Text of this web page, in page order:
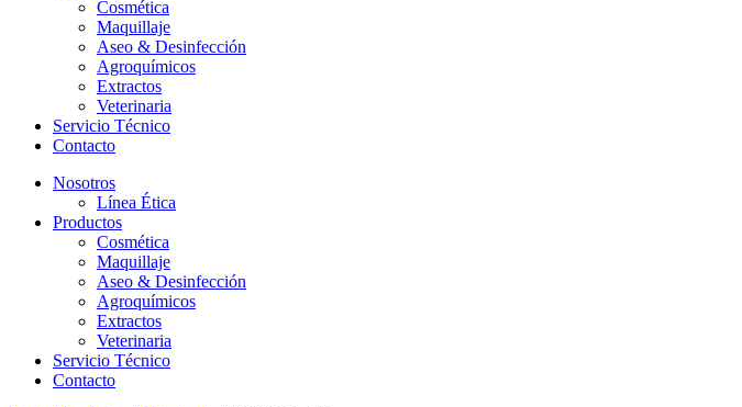
Cosmética
Maquillaje
Aseo & Desinfección
Agroquímicos
Extractos
Veterinaria
Servicio Técnico
Contacto
Nosotros
Línea Ética
Productos
Cosmética
Maquillaje
Aseo & Desinfección
Agroquímicos
Extractos
Veterinaria
Servicio Técnico
Contacto